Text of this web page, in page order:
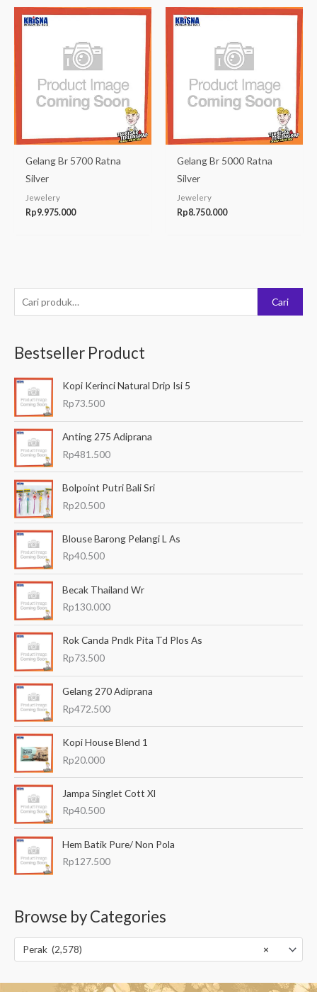
e
c
a
u
n
t
u
Cari
Bestseller Product
Kopi Kerinci Natural Drip Isi 5
Rp73.500
Anting 275 Adiprana
Rp481.500
Bolpoint Putri Bali Sri
Rp20.500
Blouse Barong Pelangi L As
Rp40.500
Becak Thailand Wr
Rp130.000
Rok Canda Pndk Pita Td Plos As
Rp73.500
Gelang 270 Adiprana
Rp472.500
Kopi House Blend 1
Rp20.000
Jampa Singlet Cott Xl
Rp40.500
Hem Batik Pure/ Non Pola
Rp127.500
Browse by Categories
×
Perak (2,578)
Gelang Br 5700 Ratna
Silver
Jewelery
Rp9.975.000
Gelang Br 5000 Ratna
Silver
Jewelery
Rp8.750.000